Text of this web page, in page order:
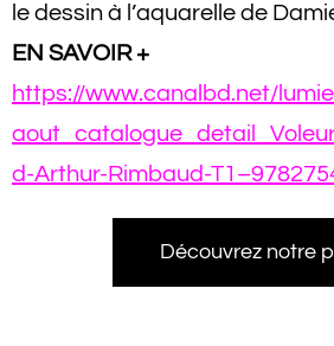
le dessin à l’aquarelle de
EN SAVOIR +
https://www.canalbd.net/
d-Arthur-Rimbaud-
Découvrez notre